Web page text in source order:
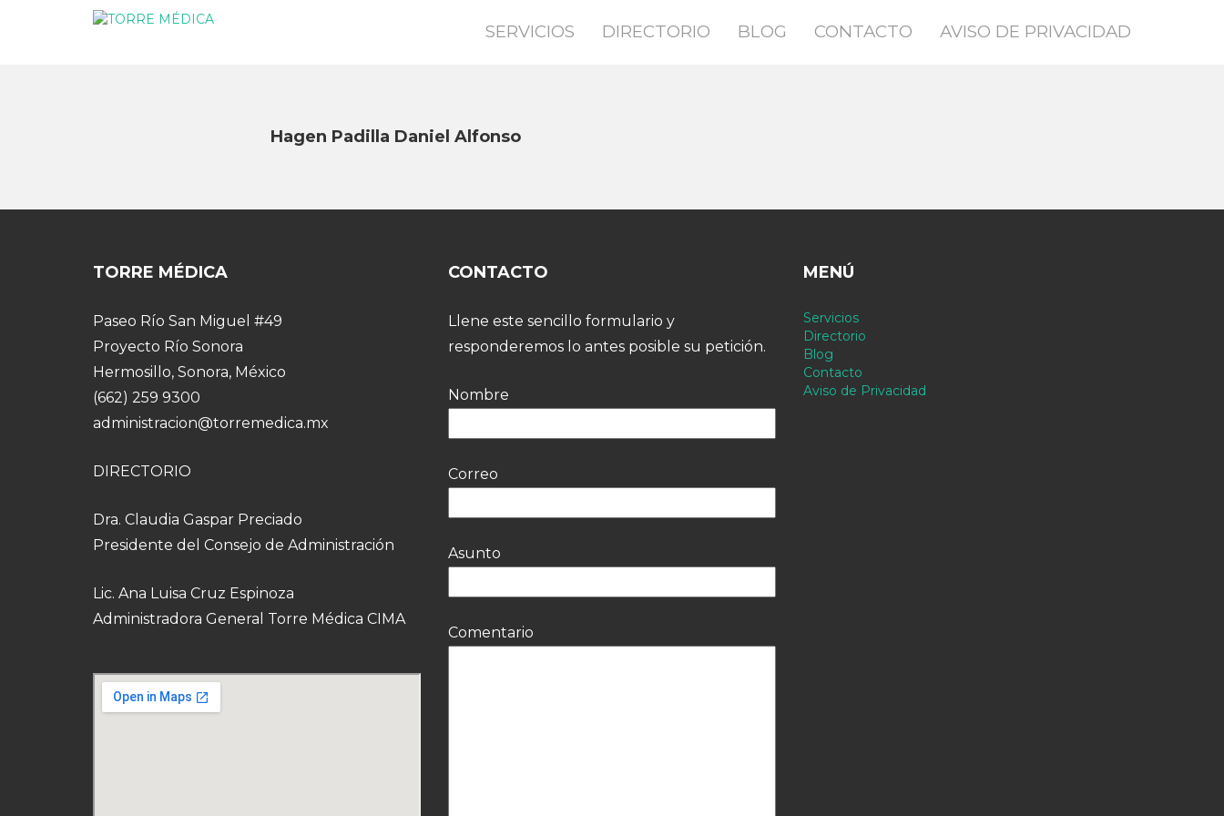
SERVICIOS DIRECTORIO BLOG CONTACTO AVISO DE PRIVACIDAD
Hagen Padilla Daniel Alfonso
TORRE MÉDICA
Paseo Río San Miguel #49
Proyecto Río Sonora
Hermosillo, Sonora, México
(662) 259 9300
administracion@torremedica.mx
DIRECTORIO
Dra. Claudia Gaspar Preciado
Presidente del Consejo de Administración
Lic. Ana Luisa Cruz Espinoza
Administradora General Torre Médica CIMA
CONTACTO
Llene este sencillo formulario y
responderemos lo antes posible su petición.
Nombre
Correo
Asunto
Comentario
MENÚ
Servicios
Directorio
Blog
Contacto
Aviso de Privacidad